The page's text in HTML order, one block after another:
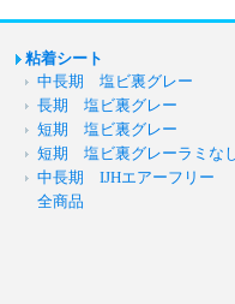
粘着シート
中長期 塩ビ裏グレー
長期 塩ビ裏グレー
短期 塩ビ裏グレー
短期 塩ビ裏グレーラミな
中長期 IJHエアーフリー
全商品